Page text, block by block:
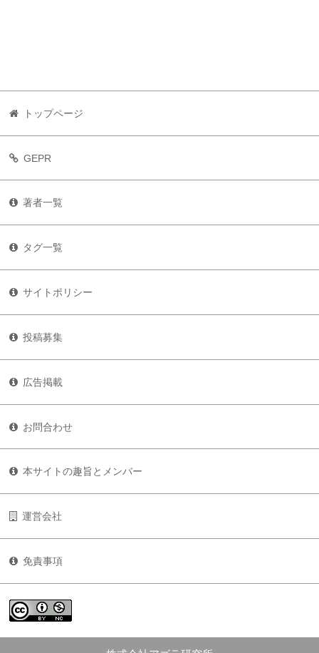
トップページ
GEPR
著者一覧
タグ一覧
サイトポリシー
投稿募集
広告掲載
お問合わせ
本サイトの趣旨とメンバー
運営会社
免責事項